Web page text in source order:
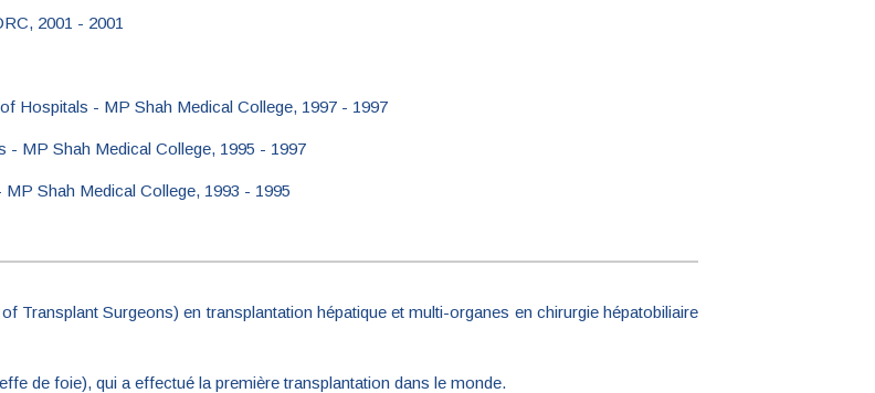
2001 - 2001
Hospitals - MP Shah Medical College, 1997 - 1997
- MP Shah Medical College, 1995 - 1997
Shah Medical College, 1993 - 1995
Transplant Surgeons) en transplantation hépatique et multi-organes en chirurgie hépatobiliaire
de foie), qui a effectué la première transplantation dans le monde.